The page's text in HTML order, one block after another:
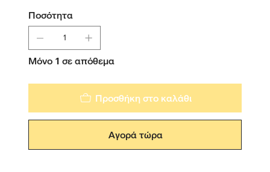
Ποσότητα
Μόνο 1 σε απόθεμα
Προσθήκη στο καλάθι
Αγορά τώρα